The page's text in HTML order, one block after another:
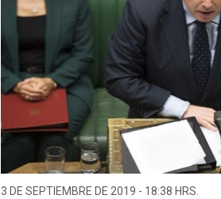
3 DE SEPTIEMBRE DE 2019 - 18:38 HRS.